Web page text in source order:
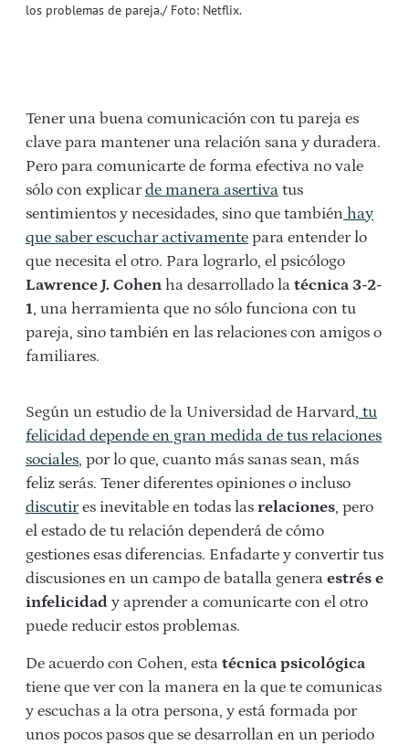
los problemas de pareja./ Foto: Netflix.
Tener una buena comunicación con tu pareja es
clave para mantener una relación sana y duradera.
Pero para comunicarte de forma efectiva no vale
sólo con explicarde manera asertiva tus
sentimientos y necesidades, sino que también hay
que saber escuchar activamente para entender lo
que necesita el otro. Para lograrlo, el psicólogo
Lawrence J. Cohen ha desarrollado la técnica 3-2-
1, una herramienta que no sólo funciona con tu
pareja, sino también en las relaciones con amigos o
familiares.
Según un estudio de la Universidad de Harvard, tu
felicidad depende en gran medida de tus relaciones
sociales, por lo que, cuanto más sanas sean, más
feliz serás. Tener diferentes opiniones o incluso
discutires inevitable en todas las relaciones, pero
el estado de tu relación dependerá de cómo
gestiones esas diferencias. Enfadarte y convertir tus
discusiones en un campo de batalla genera estrés e
infelicidad y aprender a comunicarte con el otro
puede reducir estos problemas.
De acuerdo con Cohen, esta técnica psicológica
tiene que ver con la manera en la que te comunicas
y escuchas a la otra persona, y está formada por
unos pocos pasos que se desarrollan en un periodo